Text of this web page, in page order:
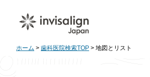
ホーム > 歯科医院検索TOP > 地図とリスト